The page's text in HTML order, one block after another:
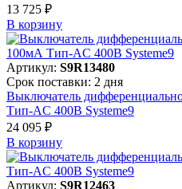
13 725 ₽
В корзинy
Артикул: S9R13480
Срок поставки: 2 дня
Выключатель
Тип-AC 400В Systeme9
24 095 ₽
В корзинy
Артикул: S9R12463